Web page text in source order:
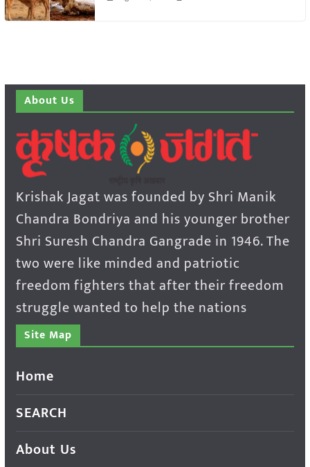
About Us
Krishak Jagat was founded by Shri Manik
Chandra Bondriya and his younger brother
Shri Suresh Chandra Gangrade in 1946. The
two were like minded and patriotic
freedom fighters that after their freedom
struggle wanted to help the nations
Site Map
Home
SEARCH
About Us